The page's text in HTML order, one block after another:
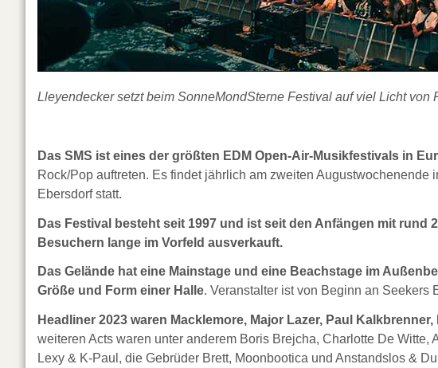
Lleyendecker setzt beim SonneMondSterne Festival auf viel Licht
Das SMS ist eines der größten EDM Open-Air-Musikfestivals in
Rock/Pop auftreten. Es findet jährlich am zweiten
Ebersdorf statt.
Das Festival besteht seit 1997 und ist seit den Anfängen mit rund
Besuchern lange im Vorfeld ausverkauft.
Das Gelände hat eine Mainstage und eine Beachstage im
Größe und Form einer Halle. Veranstalter ist von Beginn an Seekers
Headliner 2023 waren Macklemore, Major Lazer, Paul
weiteren Acts waren unter anderem Boris Brejcha, Charlotte De
Lexy & K-Paul, die Gebrüder Brett, Moonbootica und Anstandslos &